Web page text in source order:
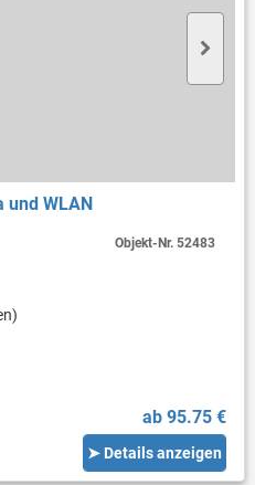
und WLAN
ab 95.75 €
➤ Details anzeigen
Objekt-Nr.52483